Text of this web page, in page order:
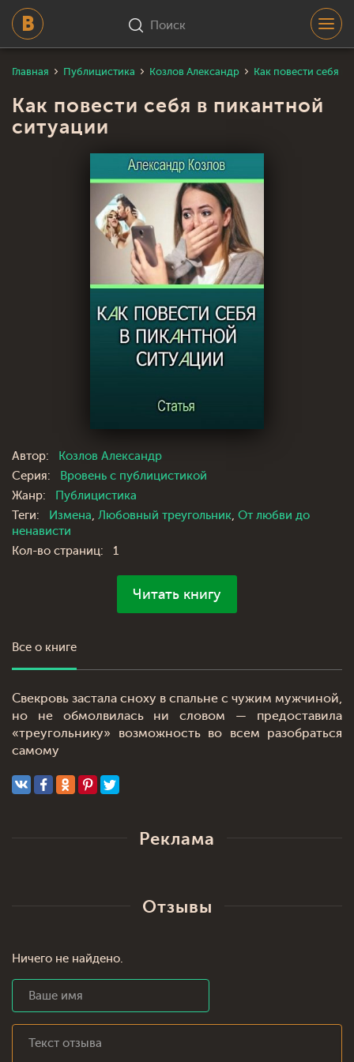
Поиск
Главная Публицистика Козлов Александр Как повести себя в
Как повести себя в пикантной
ситуации
Автор:
Козлов Александр
Серия:
Вровень с публицистикой
Жанр:
Публицистика
Теги:
Измена, Любовный треугольник, От любви до
ненависти
Кол-во страниц:
1
Читать книгу
Все о книге
Свекровь застала сноху в спальне с чужим мужчиной,
но не обмолвилась ни словом — предоставила
«треугольнику» возможность во всем разобраться
самому
Реклама
Отзывы
Ничего не найдено.